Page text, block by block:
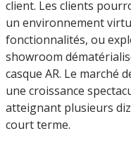
client. Les clients
un environnement
fonctionnalités, ou
showroom
casque AR. Le marché
une croissance
atteignant plusieurs
court terme.